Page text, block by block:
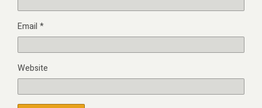
Email *
Website